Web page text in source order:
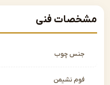
فنی
جنس چوب
فوم نشیمن